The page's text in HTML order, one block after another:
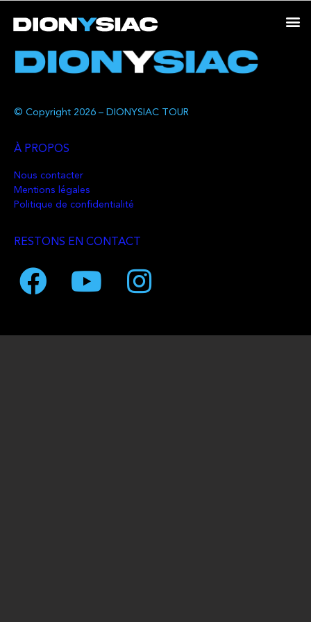
© Copyright 2026 – DIONYSIAC TOUR
À PROPOS
Nous contacter
Mentions légales
Politique de confidentialité
RESTONS EN CONTACT